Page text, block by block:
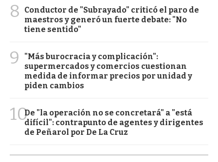
8
Conductor de "Subrayado" criticó el paro de
maestros y generó un fuerte debate: "No
tiene sentido"
9
"Más burocracia y complicación":
supermercados y comercios cuestionan
medida de informar precios por unidad y
piden cambios
10De "la operación no se concretará" a "está
difícil": contrapunto de agentes y dirigentes
de Peñarol por De La Cruz